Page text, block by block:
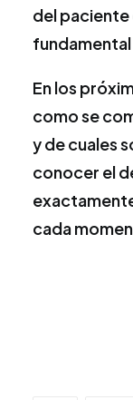
del paciente
En los
como se
y de cuales
conocer el
cada